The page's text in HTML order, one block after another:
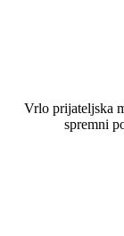
Vrlo prijateljska
spremni